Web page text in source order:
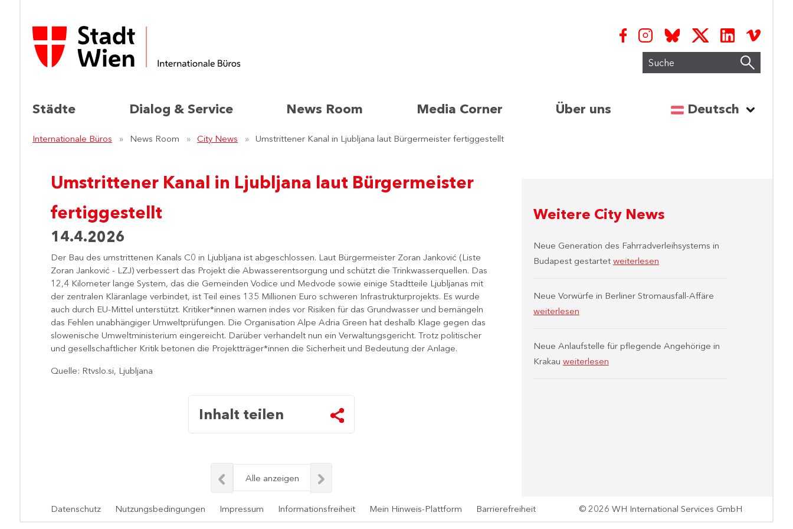
Suche
Städte Dialog & Service News Room Media Corner Über uns Sprache
Deutsch
Internationale Büros News Room City News Umstrittener Kanal in Ljubljana laut Bürgermeister fertiggestellt
Umstrittener Kanal in Ljubljana laut Bürgermeister
fertiggestellt
14.4.2026
Der Bau des umstrittenen Kanals C0 in Ljubljana ist abgeschlossen. Laut Bürgermeister Zoran Janković (Liste
Zoran Janković - LZJ) verbessert das Projekt die Abwasserentsorgung und schützt die Trinkwasserquellen. Das
12,4 Kilometer lange System, das die Gemeinden Vodice und Medvode sowie einige Stadtteile Ljubljanas mit
der zentralen Kläranlage verbindet, ist Teil eines 135 Millionen Euro schweren Infrastrukturprojekts. Es wurde
auch durch EU-Mittel unterstützt. Kritiker*innen warnen indes vor Risiken für das Grundwasser und bemängeln
das Fehlen unabhängiger Umweltprüfungen. Die Organisation Alpe Adria Green hat deshalb Klage gegen das
slowenische Umweltministerium eingereicht. Darüber verhandelt nun ein Verwaltungsgericht. Trotz politischer
und gesellschaftlicher Kritik betonen die Projektträger*innen die Sicherheit und Bedeutung der Anlage.
Quelle: Rtvslo.si, Ljubljana
Inhalt teilen
Alle anzeigen
Weitere City News
Neue Generation des Fahrradverleihsystems in
Budapest gestartet weiterlesen
Neue Vorwürfe in Berliner Stromausfall-Affäre
weiterlesen
Neue Anlaufstelle für pflegende Angehörige in
Krakau weiterlesen
Datenschutz Nutzungsbedingungen Impressum Informationsfreiheit Mein Hinweis-Plattform Barrierefreiheit © 2026 WH International Services GmbH